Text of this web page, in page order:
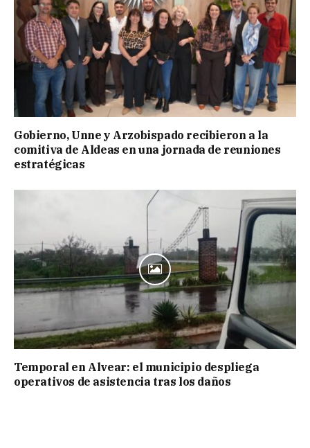
Gobierno, Unne y Arzobispado recibieron a la
comitiva de Aldeas en una jornada de reuniones
estratégicas
Temporal en Alvear: el municipio despliega
operativos de asistencia tras los daños